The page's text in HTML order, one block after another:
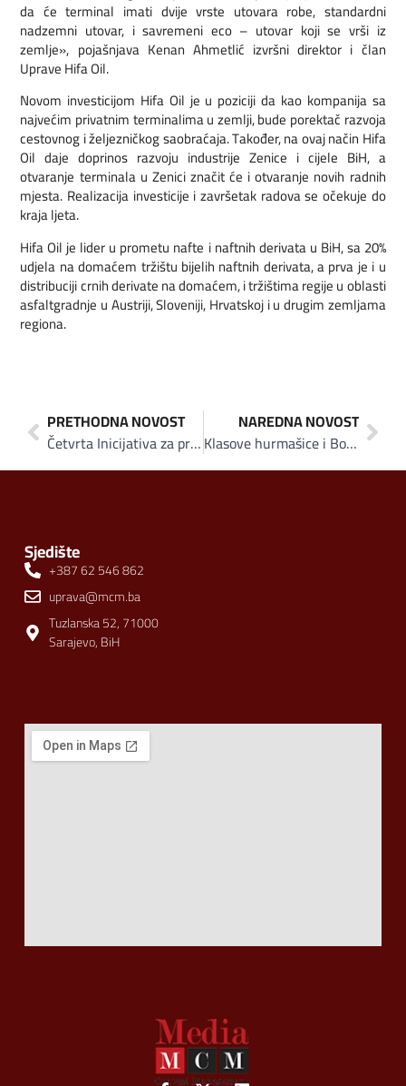
da će terminal imati dvije vrste utovara robe, standardni
nadzemni utovar, i savremeni eco – utovar koji se vrši iz
zemlje», pojašnjava Kenan Ahmetlić izvršni direktor i član
Uprave Hifa Oil.
Novom investicijom Hifa Oil je u poziciji da kao kompanija sa
najvećim privatnim terminalima u zemlji, bude porektač razvoja
cestovnog i željezničkog saobraćaja. Također, na ovaj način Hifa
Oil daje doprinos razvoju industrije Zenice i cijele BiH, a
otvaranje terminala u Zenici značit će i otvaranje novih radnih
mjesta. Realizacija investicije i završetak radova se očekuje do
kraja ljeta.
Hifa Oil je lider u prometu nafte i naftnih derivata u BiH, sa 20%
udjela na domaćem tržištu bijelih naftnih derivata, a prva je i u
distribuciji crnih derivate na domaćem, i tržištima regije u oblasti
asfaltgradnje u Austriji, Sloveniji, Hrvatskoj i u drugim zemljama
regiona.
PRETHODNA NOVOST
Četvrta Inicijativa za pronalazak dobavljača u zemljama Zapadnog Balkana: Rekordan broj B2B sastanaka
NAREDNA NOVOST
Klasove hurmašice i Bosanski lokum u Lidlu Hrvatska
Sjedište
+387 62 546 862
uprava@mcm.ba
Tuzlanska 52, 71000
Sarajevo, BiH